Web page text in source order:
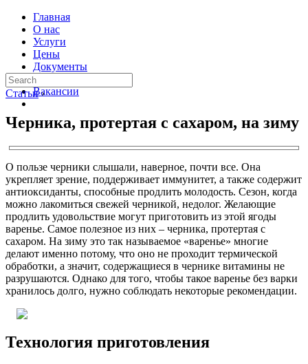
Главная
О нас
Услуги
Цены
Документы
Контакты
Вакансии
Статьи ›
Черника, протертая с сахаром, на зиму
О пользе черники слышали, наверное, почти все. Она
укрепляет зрение, поддерживает иммунитет, а также содержит
антиоксиданты, способные продлить молодость. Сезон, когда
можно лакомиться свежей черникой, недолог. Желающие
продлить удовольствие могут приготовить из этой ягоды
варенье. Самое полезное из них – черника, протертая с
сахаром. На зиму это так называемое «варенье» многие
делают именно потому, что оно не проходит термической
обработки, а значит, содержащиеся в чернике витамины не
разрушаются. Однако для того, чтобы такое варенье без варки
хранилось долго, нужно соблюдать некоторые рекомендации.
Технология приготовления